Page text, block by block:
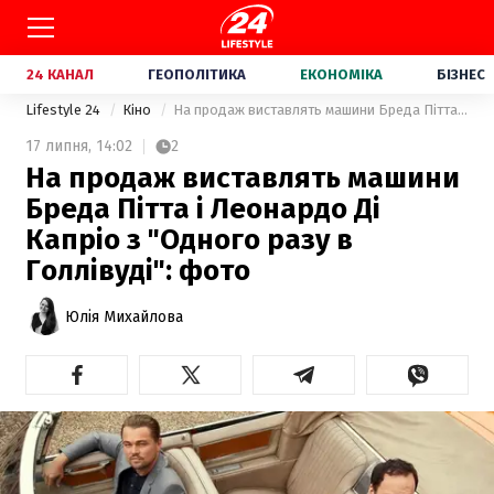
24 КАНАЛ ГЕОПОЛІТИКА ЕКОНОМІКА БІЗНЕС
Lifestyle 24 Кіно На продаж виставлять машини Бреда Пітта і Леонардо Ді Капріо з "Одного разу в Голлівуді": фото
17 липня, 14:02 2
На продаж виставлять машини
Бреда Пітта і Леонардо Ді
Капріо з "Одного разу в
Голлівуді": фото
Юлія Михайлова